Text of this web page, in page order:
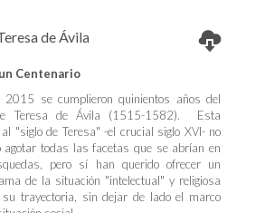
de Ávila
Centenario
2015 se cumplieron quinientos años del
Teresa de Ávila (1515-1582). Esta
"siglo de Teresa" -el crucial siglo XVI- no
agotar todas las facetas que se abrían en
pero sí han querido ofrecer un
de la situación "intelectual" y religiosa
su trayectoria, sin dejar de lado el marco